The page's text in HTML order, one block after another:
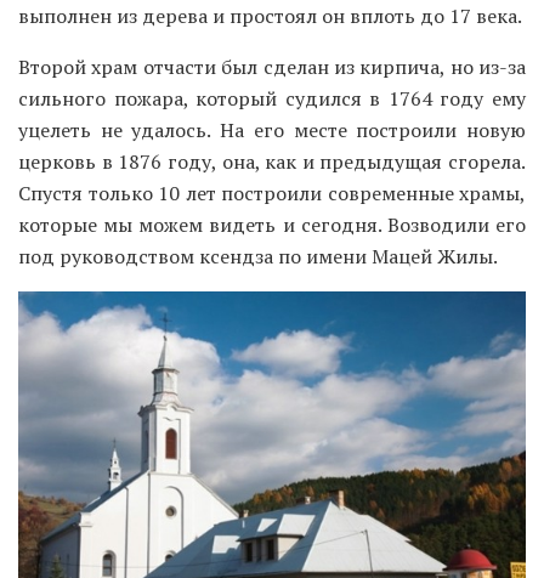
выполнен из дерева и простоял он вплоть до 17 века.
Второй храм отчасти был сделан из кирпича, но из-за
сильного пожара, который судился в 1764 году ему
уцелеть не удалось. На его месте построили новую
церковь в 1876 году, она, как и предыдущая сгорела.
Спустя только 10 лет построили современные храмы,
которые мы можем видеть и сегодня. Возводили его
под руководством ксендза по имени Мацей Жилы.